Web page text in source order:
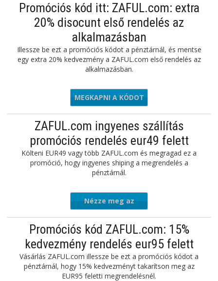
Promóciós kód itt: ZAFUL.com: extra
20% disocunt első rendelés az
alkalmazásban
Illessze be ezt a promóciós kódot a pénztárnál, és mentse
egy extra 20% kedvezmény a ZAFUL.com első rendelés az
alkalmazásban.
AFULAPP
MEGKAPNI A KÓDOT
ZAFUL.com ingyenes szállítás
promóciós rendelés eur49 felett
Költeni EUR49 vagy több ZAFUL.com és megragad ez a
promóció, hogy ingyenes shiping a megrendelés a
pénztárnál.
Nézze meg az
ajánlatot
Promóciós kód ZAFUL.com: 15%
kedvezmény rendelés eur95 felett
Vásárlás ZAFUL.com illessze be ezt a promóciós kódot a
pénztárnál, hogy 15% kedvezményt takarítson meg az
EUR95 feletti megrendelésnél.